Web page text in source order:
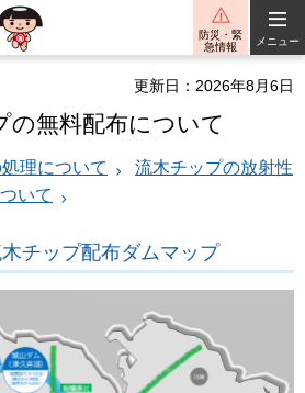
防災・緊
急情報
メニュー
更新日：2026年8月6日
の無料配布について
理について
流木チップの放射性
いて
チップ配布ダムマップ